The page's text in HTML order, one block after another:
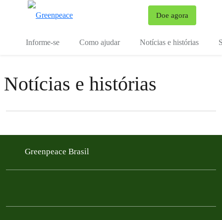
Doe agora
Informe-se Como ajudar Notícias e histórias
Notícias e histórias
Filter posts
Greenpeace Brasil